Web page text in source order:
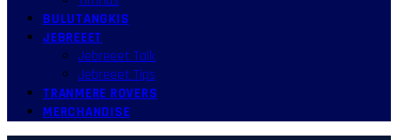
BULUTANGKIS
JEBREEET
Jebreeet Talk
Jebreeet Tips
TRANMERE ROVERS
MERCHANDISE